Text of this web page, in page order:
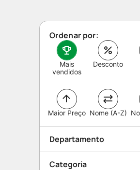
Ordenar por:
Mais
vendidos
Desconto
Maior Preço Nome (A-Z)
Departamento
Categoria